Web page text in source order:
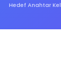
Hedef Anahtar